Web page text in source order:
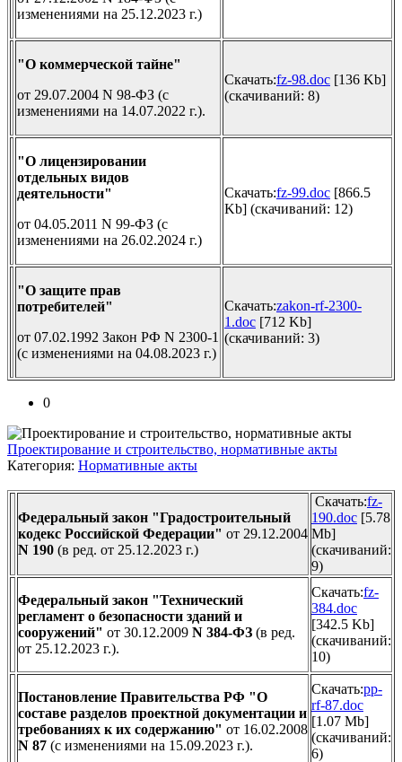
изменениями на 25.12.2023 г.)
"О коммерческой тайне"
от 29.07.2004 N 98-ФЗ (с
изменениями на 14.07.2022 г.).
Скачать:fz-98.doc [136 Kb]
(cкачиваний: 8)
"О лицензировании
отдельных видов
деятельности"
от 04.05.2011 N 99-ФЗ (с
изменениями на 26.02.2024 г.)
Скачать:fz-99.doc [866.5
Kb] (cкачиваний: 12)
"О защите прав
потребителей"
от 07.02.1992 Закон РФ N 2300-1
(с изменениями на 04.08.2023 г.)
Скачать:zakon-rf-2300-
1.doc [712 Kb]
(cкачиваний: 3)
0
Проектирование и строительство, нормативные акты
Категория: Нормативные акты
Федеральный закон "Градостроительный
кодекс Российской Федерации" от 29.12.2004
N 190 (в ред. от 25.12.2023 г.)
Скачать:fz-
190.doc [5.78
Mb]
(cкачиваний:
9)
Федеральный закон "Технический
регламент о безопасности зданий и
сооружений" от 30.12.2009 N 384-ФЗ (в ред.
от 25.12.2023 г.).
Скачать:fz-
384.doc
[342.5 Kb]
(cкачиваний:
10)
Постановление Правительства РФ "О
составе разделов проектной документации и
требованиях к их содержанию" от 16.02.2008
N 87 (с изменениями на 15.09.2023 г.).
Скачать:pp-
rf-87.doc
[1.07 Mb]
(cкачиваний:
6)